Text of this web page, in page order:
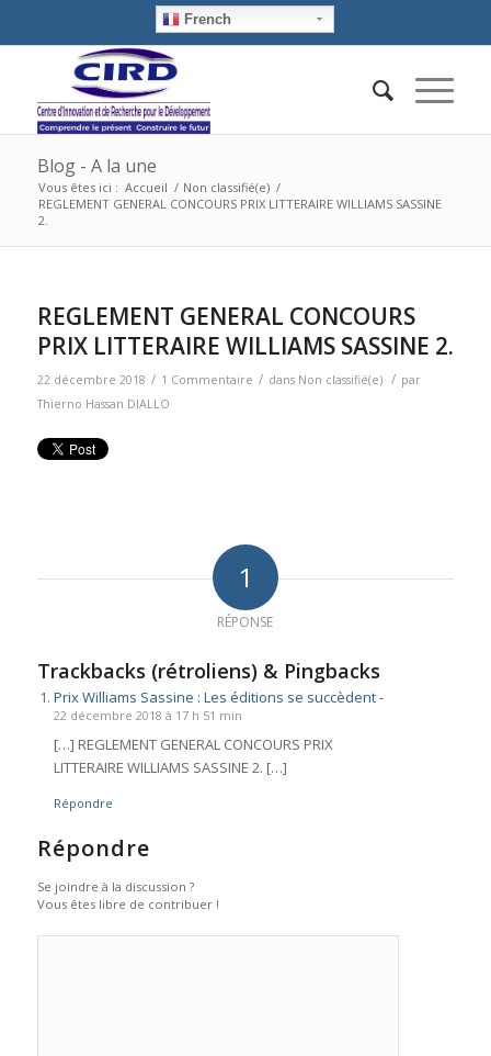
French
Blog - A la une
Vous êtes ici : Accueil / Non classifié(e) /
REGLEMENT GENERAL CONCOURS PRIX LITTERAIRE WILLIAMS SASSINE
2.
REGLEMENT GENERAL CONCOURS
PRIX LITTERAIRE WILLIAMS SASSINE 2.
22 décembre 2018 / 1 Commentaire / dans Non classifié(e) / par
Thierno Hassan DIALLO
1
RÉPONSE
Trackbacks (rétroliens) & Pingbacks
Prix Williams Sassine : Les éditions se succèdent -
22 décembre 2018 à 17 h 51 min
[…] REGLEMENT GENERAL CONCOURS PRIX
LITTERAIRE WILLIAMS SASSINE 2. […]
Répondre
Répondre
Se joindre à la discussion ?
Vous êtes libre de contribuer !